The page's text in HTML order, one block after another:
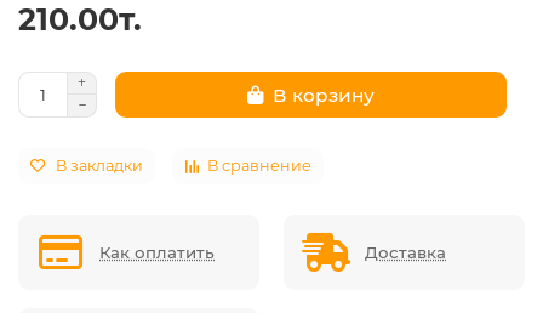
210.00т.
В корзину
В закладки В сравнение
Как оплатить Доставка